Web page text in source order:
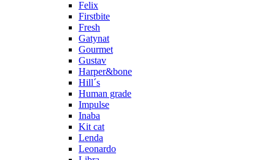
Felix
Firstbite
Fresh
Gatynat
Gourmet
Gustav
Harper&bone
Hill´s
Human grade
Impulse
Inaba
Kit cat
Lenda
Leonardo